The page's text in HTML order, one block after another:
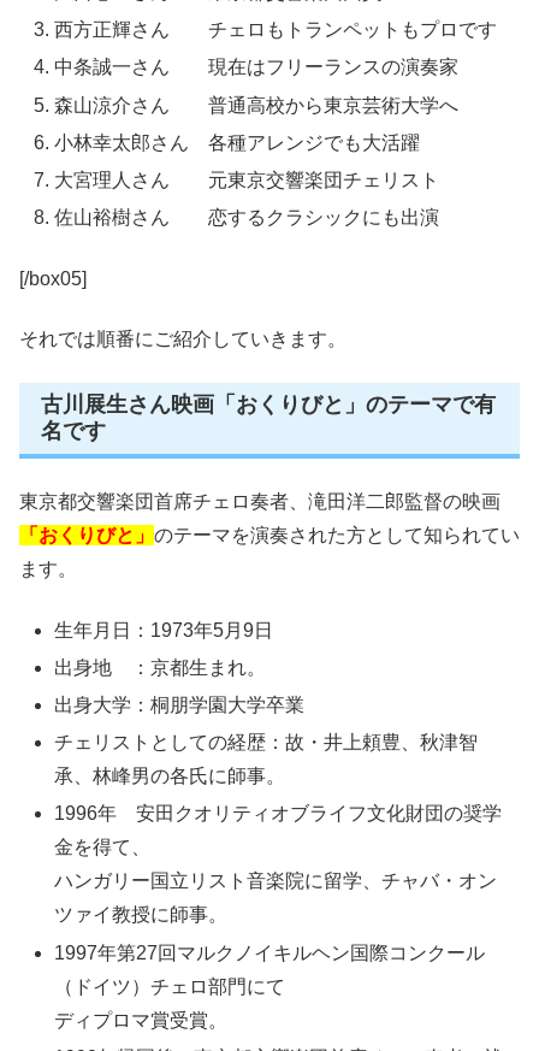
西方正輝さん チェロもトランペットもプロです
中条誠一さん 現在はフリーランスの演奏家
森山涼介さん 普通高校から東京芸術大学へ
小林幸太郎さん 各種アレンジでも大活躍
大宮理人さん 元東京交響楽団チェリスト
佐山裕樹さん 恋するクラシックにも出演
[/box05]
それでは順番にご紹介していきます。
古川展生さん映画「おくりびと」のテーマで有
名です
東京都交響楽団首席チェロ奏者、滝田洋二郎監督の映画
「おくりびと」 のテーマを演奏された方として知られてい
ます。
生年月日：1973年5月9日
出身地 ：京都生まれ。
出身大学：桐朋学園大学卒業
チェリストとしての経歴：故・井上頼豊、秋津智
承、林峰男の各氏に師事。
1996年 安田クオリティオブライフ文化財団の奨学
金を得て、
ハンガリー国立リスト音楽院に留学、チャバ・オン
ツァイ教授に師事。
1997年第27回マルクノイキルヘン国際コンクール
（ドイツ）チェロ部門にて
ディプロマ賞受賞。